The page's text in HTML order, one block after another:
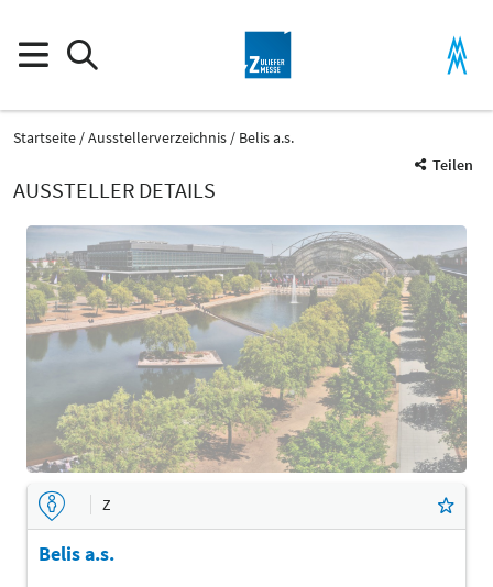
Startseite Ausstellerverzeichnis
Belis a.s.
Teilen
AUSSTELLER DETAILS
Z
Belis a.s.